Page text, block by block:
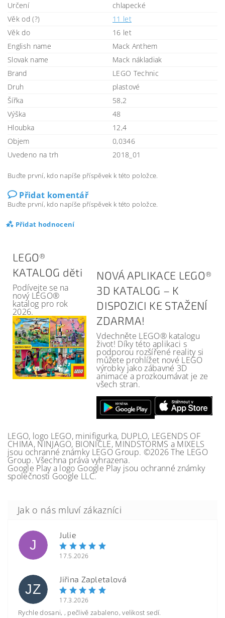
Určení
chlapecké
Věk od (?)
11 let
Věk do
16 let
English name
Mack Anthem
Slovak name
Mack nákladiak
Brand
LEGO Technic
Druh
plastové
Šířka
58,2
Výška
48
Hloubka
12,4
Objem
0,0346
Uvedeno na trh
2018_01
Buďte první, kdo napíše příspěvek k této položce.
Přidat komentář
Buďte první, kdo napíše příspěvek k této položce.
Přidat hodnocení
LEGO®
KATALOG děti
Podívejte se na
nový LEGO®
katalog pro rok
2026.
NOVÁ APLIKACE LEGO®
3D KATALOG – K
DISPOZICI KE STAŽENÍ
ZDARMA!
Vdechněte LEGO® katalogu
život! Díky této aplikaci s
podporou rozšířené reality si
můžete prohlížet nové LEGO
výrobky jako zábavné 3D
animace a prozkoumávat je ze
všech stran.
LEGO, logo LEGO, minifigurka, DUPLO, LEGENDS OF
CHIMA, NINJAGO, BIONICLE, MINDSTORMS a MIXELS
jsou ochranné známky LEGO Group. ©2026 The LEGO
Group. Všechna práva vyhrazena.
Google Play a logo Google Play jsou ochranné známky
společnosti Google LLC.
J
Julie
17.5.2026
JZ
Jiřina Zapletalová
17.3.2026
Rychle dosani, , pečlivě zabaleno, velikost sedí.